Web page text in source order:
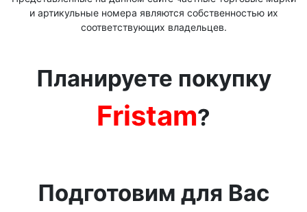
и артикульные номера являются собственностью их
соответствующих владельцев.
Планируете покупку
Fristam?
Подготовим для Вас